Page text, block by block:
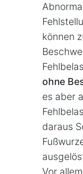
können
ohne
es aber
daraus
Vor